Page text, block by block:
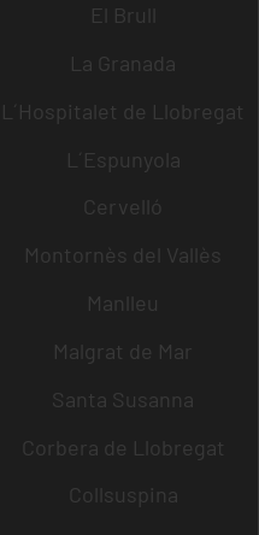
El Brull
La Granada
L´Hospitalet de Llobregat
L´Espunyola
Cervelló
Montornès del Vallès
Manlleu
Malgrat de Mar
Santa Susanna
Corbera de Llobregat
Collsuspina